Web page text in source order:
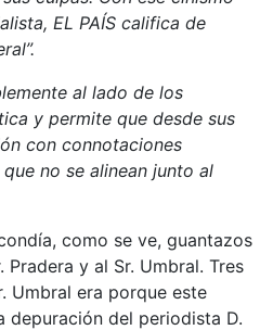
EL PAÍS califica de
al lado de los
y permite que desde sus
con connotaciones
no se alinean junto al
como se ve, guantazos
y al Sr. Umbral. Tres
Umbral era porque este
depuración del periodista D.